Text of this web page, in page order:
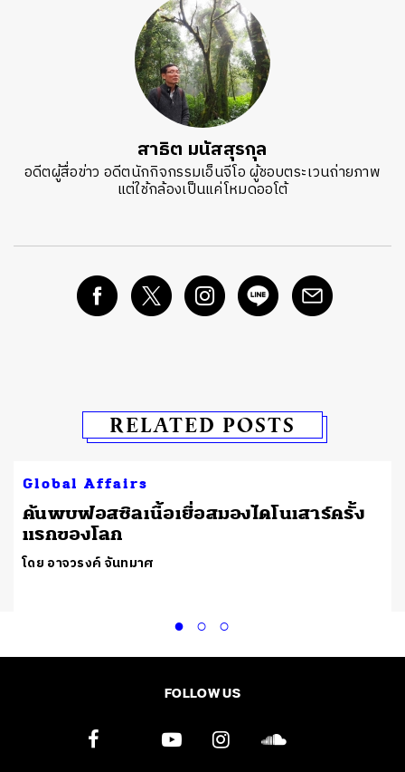
สาธิต มนัสสุรกุล
อดีตผู้สื่อข่าว อดีตนักกิจกรรมเอ็นจีโอ ผู้ชอบตระเวนถ่ายภาพ
แต่ใช้กล้องเป็นแค่โหมดออโต้
RELATED POSTS
Global Affairs
ค้นพบฟอสซิลเนื้อเยื่อสมองไดโนเสาร์ครั้ง
แรกของโลก
โดย อาจวรงค์ จันทมาศ
FOLLOW US